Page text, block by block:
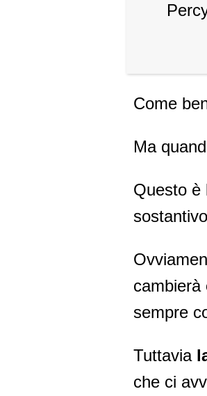
Come
Ma
Questo è
cambierà
sempre
Tuttavia
che ci